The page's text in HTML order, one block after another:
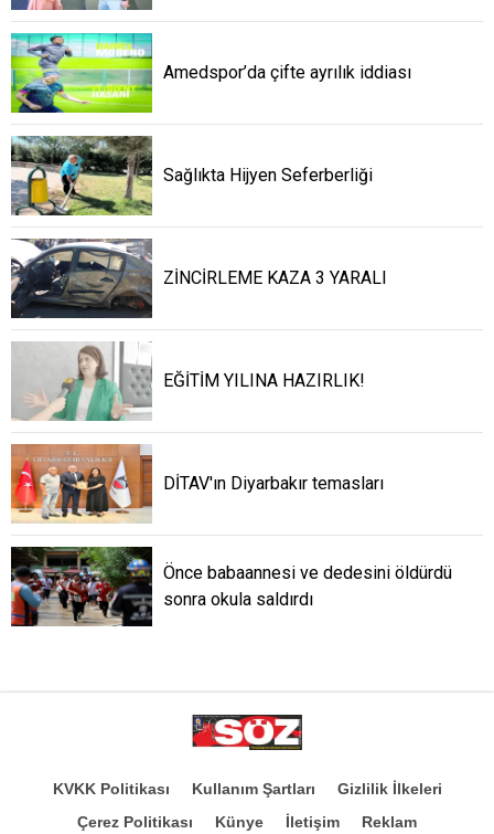
Amedspor’da çifte ayrılık iddiası
Sağlıkta Hijyen Seferberliği
ZİNCİRLEME KAZA 3 YARALI
EĞİTİM YILINA HAZIRLIK!
DİTAV'ın Diyarbakır temasları
Önce babaannesi ve dedesini öldürdü
sonra okula saldırdı
KVKK Politikası Kullanım Şartları
Gizlilik İlkeleri
Çerez Politikası
Künye İletişim Reklam